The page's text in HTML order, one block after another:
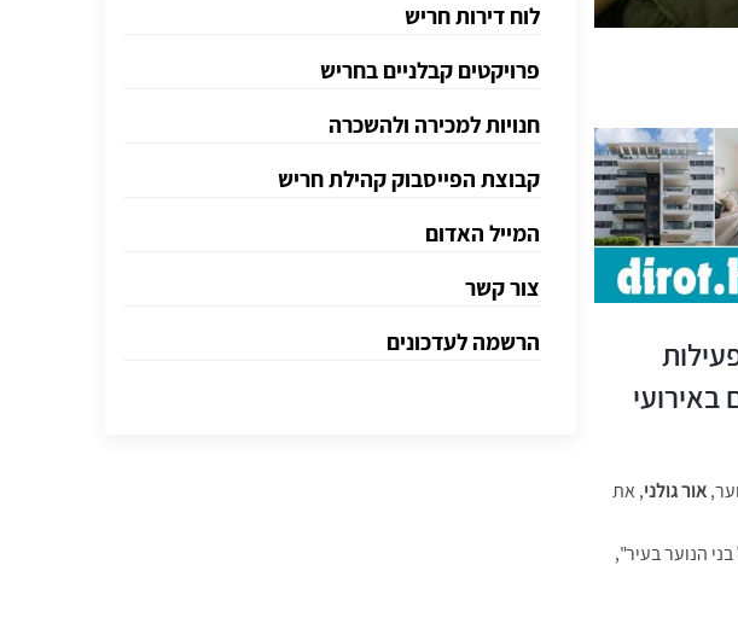
באירועי
אור גולני, את
הנוער בעיר",
לוח דירות חריש
פרויקטים קבלניים בחריש
חנויות למכירה ולהשכרה
קבוצת הפייסבוק קהילת חריש
המייל האדום
צור קשר
הרשמה לעדכונים